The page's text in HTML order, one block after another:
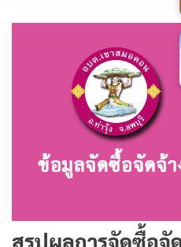
สรุปผลการจัดซื้อจั